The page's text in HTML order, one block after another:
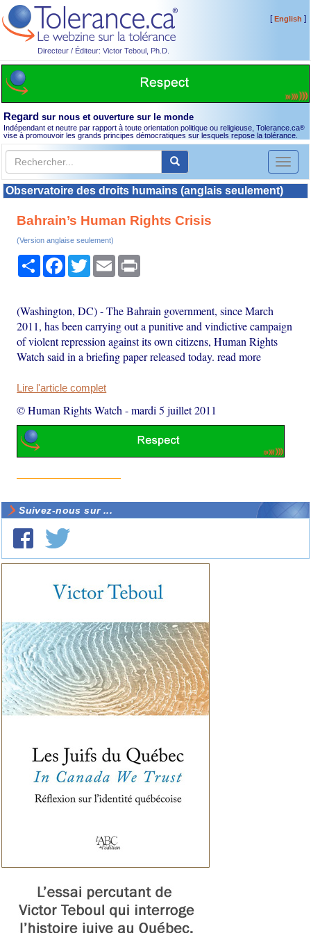
Directeur / Éditeur: Victor Teboul, Ph.D.
[English ]
Regard sur nous et ouverture sur le monde
Indépendant et neutre par rapport à toute orientation politique ou religieuse, Tolerance.ca®
vise à promouvoir les grands principes démocratiques sur lesquels repose la tolérance.
Toggle
Observatoire des droits humains (anglais seulement)
Bahrain’s Human Rights Crisis
(Version anglaise seulement)
PartagerFacebook
TwitterEmail
(Washington, DC) - The Bahrain government, since March
2011, has been carrying out a punitive and vindictive campaign
of violent repression against its own citizens, Human Rights
Watch said in a briefing paper released today. read more
Lire l'article complet
© Human Rights Watch -mardi 5 juillet 2011
Suivez-nous sur ...